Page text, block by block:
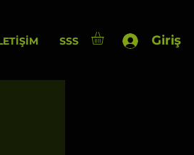
SSS Giriş